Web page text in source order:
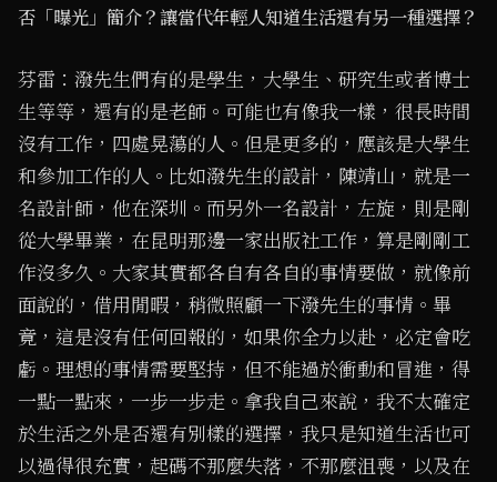
否「曝光」簡介？讓當代年輕人知道生活還有另一種選擇？
芬雷：潑先生們有的是學生，大學生、研究生或者博士
生等等，還有的是老師。可能也有像我一樣，很長時間
沒有工作，四處晃蕩的人。但是更多的，應該是大學生
和參加工作的人。比如潑先生的設計，陳靖山，就是一
名設計師，他在深圳。而另外一名設計，左旋，則是剛
從大學畢業，在昆明那邊一家出版社工作，算是剛剛工
作沒多久。大家其實都各自有各自的事情要做，就像前
面說的，借用閒暇，稍微照顧一下潑先生的事情。畢
竟，這是沒有任何回報的，如果你全力以赴，必定會吃
虧。理想的事情需要堅持，但不能過於衝動和冒進，得
一點一點來，一步一步走。拿我自己來說，我不太確定
於生活之外是否還有別樣的選擇，我只是知道生活也可
以過得很充實，起碼不那麼失落，不那麼沮喪，以及在